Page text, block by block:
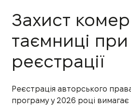
Захист
таємниці при
реєстрації
Реєстрація авторського
програму у 2026 році вимагає